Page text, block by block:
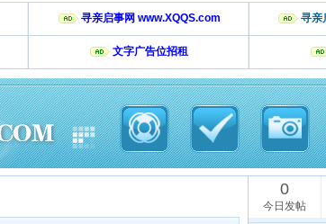
寻亲启事网 www.XQQS.com 寻亲
文字广告位招租
0
今日发帖